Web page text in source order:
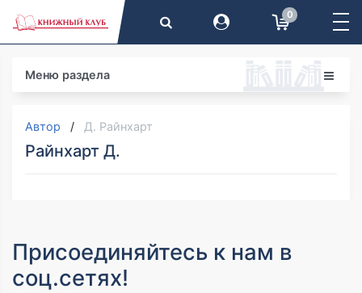
0
Меню раздела
Автор Д. Райнхарт
Райнхарт Д.
Присоединяйтесь к нам в
соц.сетях!